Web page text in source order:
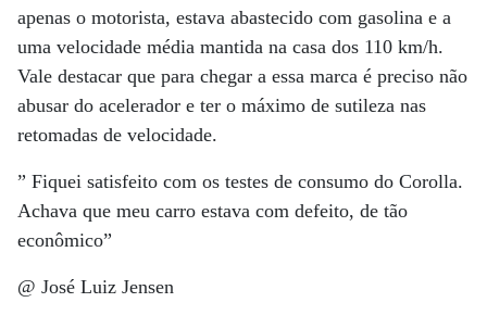
apenas o motorista, estava abastecido com gasolina e a
uma velocidade média mantida na casa dos 110 km/h.
Vale destacar que para chegar a essa marca é preciso não
abusar do acelerador e ter o máximo de sutileza nas
retomadas de velocidade.
” Fiquei satisfeito com os testes de consumo do Corolla.
Achava que meu carro estava com defeito, de tão
econômico”
@ José Luiz Jensen